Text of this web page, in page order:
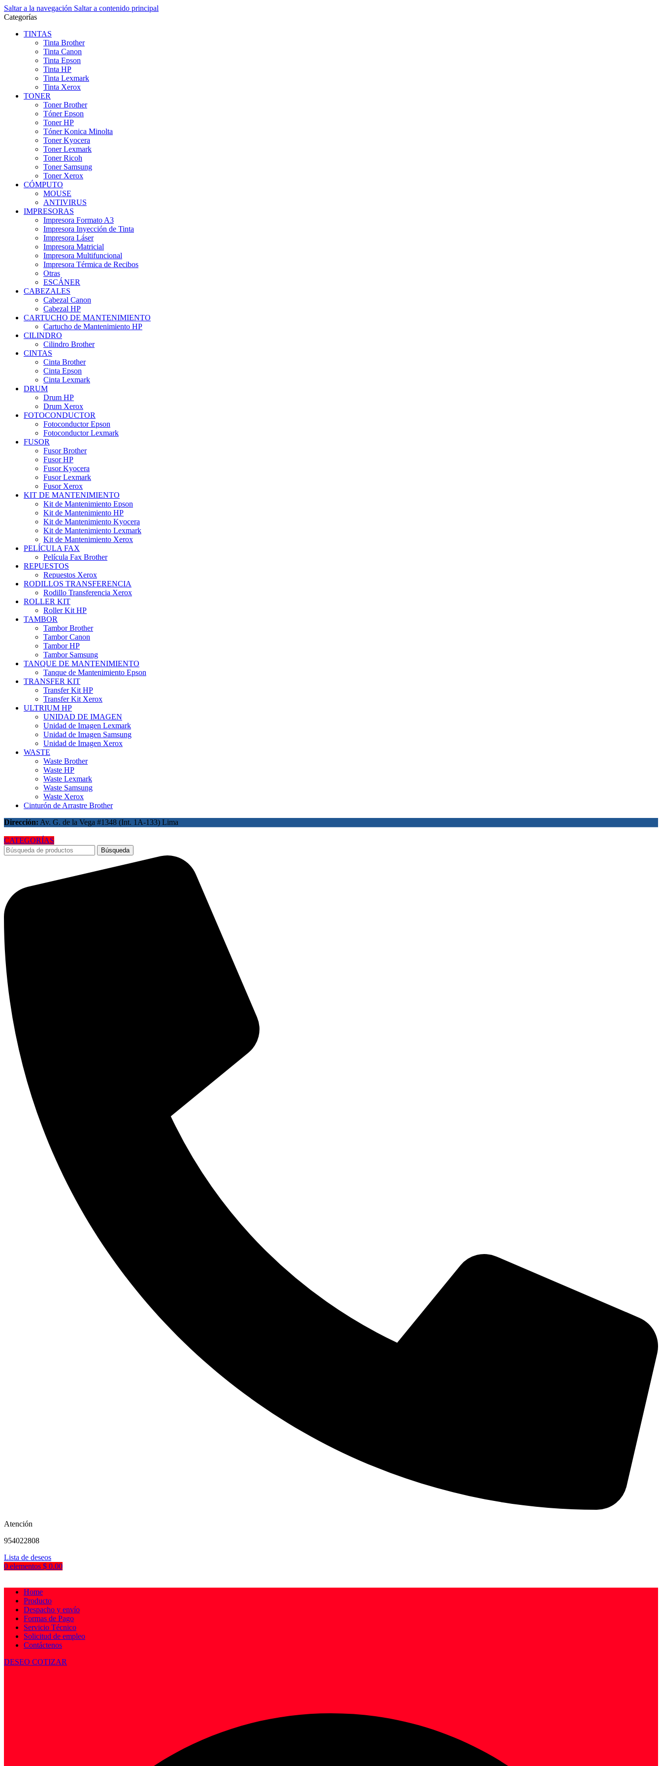
Saltar a la navegación Saltar a contenido principal
Categorías
TINTAS
Tinta Brother
Tinta Canon
Tinta Epson
Tinta HP
Tinta Lexmark
Tinta Xerox
TONER
Toner Brother
Tóner Epson
Toner HP
Tóner Konica Minolta
Toner Kyocera
Toner Lexmark
Toner Ricoh
Toner Samsung
Toner Xerox
CÓMPUTO
MOUSE
ANTIVIRUS
IMPRESORAS
Impresora Formato A3
Impresora Inyección de Tinta
Impresora Láser
Impresora Matricial
Impresora Multifuncional
Impresora Térmica de Recibos
Otras
ESCÁNER
CABEZALES
Cabezal Canon
Cabezal HP
CARTUCHO DE MANTENIMIENTO
Cartucho de Mantenimiento HP
CILINDRO
Cilindro Brother
CINTAS
Cinta Brother
Cinta Epson
Cinta Lexmark
DRUM
Drum HP
Drum Xerox
FOTOCONDUCTOR
Fotoconductor Epson
Fotoconductor Lexmark
FUSOR
Fusor Brother
Fusor HP
Fusor Kyocera
Fusor Lexmark
Fusor Xerox
KIT DE MANTENIMIENTO
Kit de Mantenimiento Epson
Kit de Mantenimiento HP
Kit de Mantenimiento Kyocera
Kit de Mantenimiento Lexmark
Kit de Mantenimiento Xerox
PELÍCULA FAX
Película Fax Brother
REPUESTOS
Repuestos Xerox
RODILLOS TRANSFERENCIA
Rodillo Transferencia Xerox
ROLLER KIT
Roller Kit HP
TAMBOR
Tambor Brother
Tambor Canon
Tambor HP
Tambor Samsung
TANQUE DE MANTENIMIENTO
Tanque de Mantenimiento Epson
TRANSFER KIT
Transfer Kit HP
Transfer Kit Xerox
ULTRIUM HP
UNIDAD DE IMAGEN
Unidad de Imagen Lexmark
Unidad de Imagen Samsung
Unidad de Imagen Xerox
WASTE
Waste Brother
Waste HP
Waste Lexmark
Waste Samsung
Waste Xerox
Cinturón de Arrastre Brother
Dirección: Av. G. de la Vega #1348 (Int. 1A-133) Lima
CATEGORÍAS
Búsqueda
Atención
954022808
Lista de deseos
0 elementos $ 0.00
Home
Producto
Despacho y envío
Formas de Pago
Servicio Técnico
Solicitud de empleo
Contáctenos
DESEO COTIZAR